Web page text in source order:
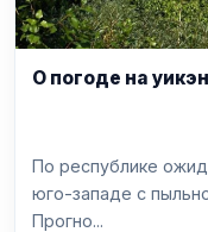
О погоде на
По республике
юго-западе с
Прогно...